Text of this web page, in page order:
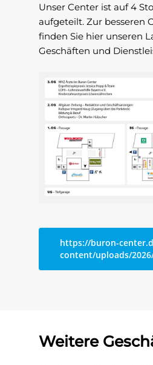
Unser Center ist auf 4
aufgeteilt. Zur besseren
finden Sie hier unseren
Geschäften und
https://buron-
content/uploads/
Weitere